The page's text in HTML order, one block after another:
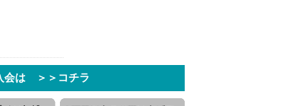
会は ＞＞コチラ